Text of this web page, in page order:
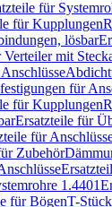
für
für Kupplungen
lösbar
mit
für
für Kupplungen
Ersatzteile für
für
Zubehör
1.4401
für BögenT-